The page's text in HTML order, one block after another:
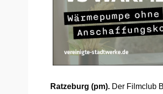
Ratzeburg (pm). Der Filmclub